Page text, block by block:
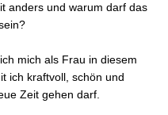
anders und warum darf das
mich als Frau in diesem
ich kraftvoll, schön und
Zeit gehen darf.